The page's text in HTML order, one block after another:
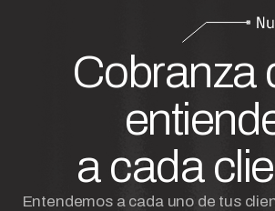
Cobranza
a cada
Entendemos a cada uno de tus